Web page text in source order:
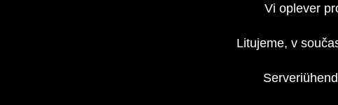
Vi oplever
Litujeme, v